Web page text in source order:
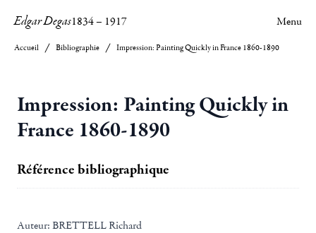
Edgar Degas1834– 1917 Menu
Accueil Bibliographie Impression: Painting Quickly in France 1860-1890
Impression: Painting Quickly in
France 1860-1890
Référence bibliographique
Auteur: BRETTELL Richard